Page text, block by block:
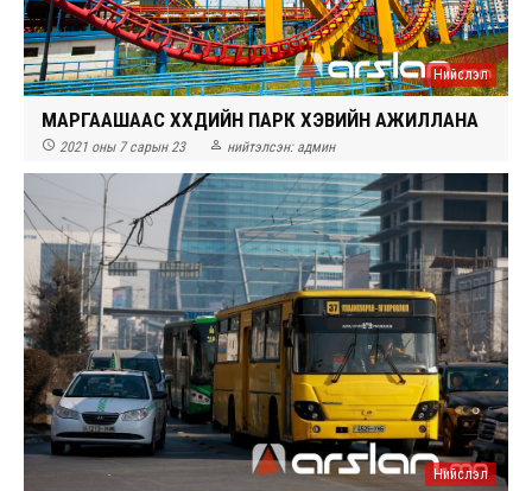
Нийслэл
МАРГААШААС ХҮҮХДИЙН ПАРК ХЭВИЙН АЖИЛЛАНА
 2021 оны 7 сарын 23  нийтэлсэн: админ
Нийслэл